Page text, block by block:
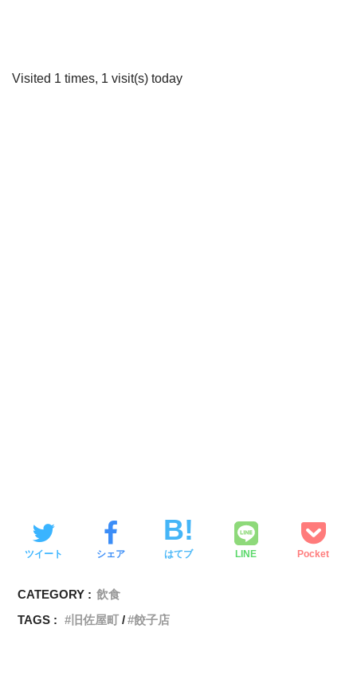
Visited 1 times, 1 visit(s) today
ツイート シェア はてブ LINE Pocket
CATEGORY : 飲食
TAGS :
旧佐屋町 餃子店